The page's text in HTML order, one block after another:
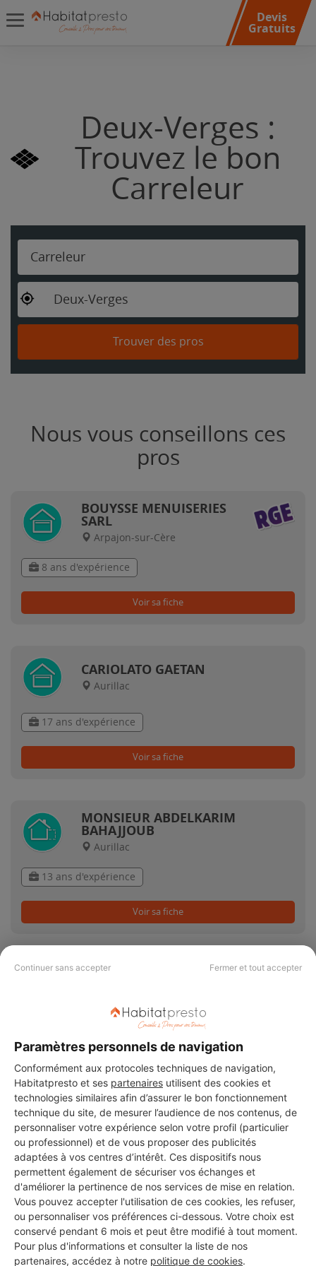
Continuer sans accepter Fermer et tout accepter
Paramètres personnels de navigation
Conformément aux protocoles techniques de navigation,
Habitatpresto et ses partenaires utilisent des cookies et
technologies similaires afin d’assurer le bon fonctionnement
technique du site, de mesurer l’audience de nos contenus, de
personnaliser votre expérience selon votre profil (particulier
ou professionnel) et de vous proposer des publicités
adaptées à vos centres d’intérêt. Ces dispositifs nous
permettent également de sécuriser vos échanges et
d'améliorer la pertinence de nos services de mise en relation.
Vous pouvez accepter l'utilisation de ces cookies, les refuser,
ou personnaliser vos préférences ci-dessous. Votre choix est
conservé pendant 6 mois et peut être modifié à tout moment.
Pour plus d'informations et consulter la liste de nos
partenaires, accédez à notre politique de cookies.
Devis
Gratuits
Deux-Verges :
Trouvez le bon
Carreleur
Carreleur
Deux-Verges
Trouver des pros
Nous vous conseillons ces
pros
BOUYSSE MENUISERIES
SARL
Arpajon-sur-Cère
8 ans d'expérience
Voir sa fiche
CARIOLATO GAETAN
Aurillac
17 ans d'expérience
Voir sa fiche
MONSIEUR ABDELKARIM
BAHAJJOUB
Aurillac
13 ans d'expérience
Voir sa fiche
PAS LE TEMPS DE
CHERCHER ?
Vous souhaitez réaliser des travaux et ne savez quel professionnel
choisir ? Demandez des devis travauxauprès de notre réseau de 5 000
professionnels partout en France.
DEMANDER UN DEVIS